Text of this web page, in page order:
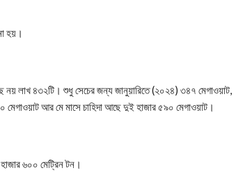
হয়।
লাখ ৪৩২টি। শুধু সেচের জন্য জানুয়ারিতে (২০২৪) ৩৪৭ মেগাওয়াট,
মেগাওয়াট আর মে মাসে চাহিদা আছে দুই হাজার ৫৯০ মেগাওয়াট।
৬০০ মেট্রিন টন।